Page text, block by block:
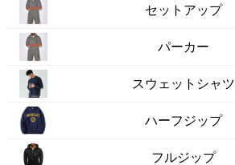
セットアップ
パーカー
スウェットシャツ
ハーフジップ
フルジップ